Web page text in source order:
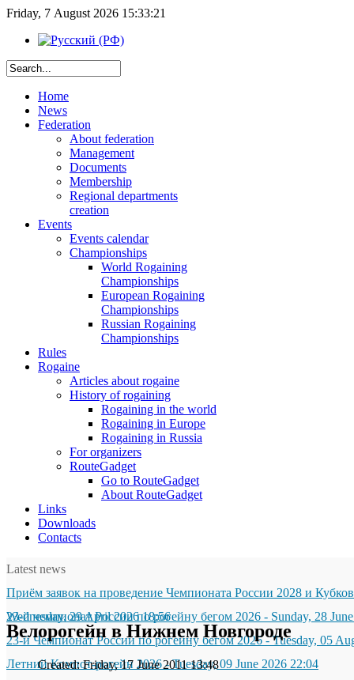
Friday, 7 August 2026 15:33:21
Home
News
Federation
About federation
Management
Documents
Membership
Regional departments
creation
Events
Events calendar
Championships
World Rogaining
Championships
European Rogaining
Championships
Russian Rogaining
Championships
Rules
Rogaine
Articles about rogaine
History of rogaining
Rogaining in the world
Rogaining in Europe
Rogaining in Russia
For organizers
RouteGadget
Go to RouteGadget
About RouteGadget
Links
Downloads
Contacts
Latest news
Приём заявок на проведение Чемпионата России 2028 и
Wednesday, 29 April 2026 18:56
23-й чемпионат России по рогейну бегом 2026 - Sunday, 28
23-й Чемпионат России по рогейну бегом 2026-Tuesday, 05
Летний Компот-рогейн 2026-Tuesday, 09 June 2026 22:04
Велорогейн в Нижнем Новгороде
Created: Friday, 17 June 2011 13:48